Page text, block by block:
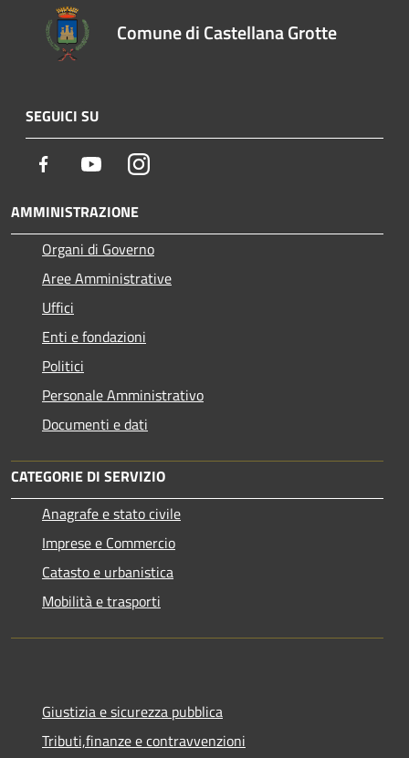
Comune di Castellana Grotte
SEGUICI SU
Facebook YoutubeInstagram
AMMINISTRAZIONE
Organi di Governo
Aree Amministrative
Uffici
Enti e fondazioni
Politici
Personale Amministrativo
Documenti e dati
CATEGORIE DI SERVIZIO
Anagrafe e stato civile
Imprese e Commercio
Catasto e urbanistica
Mobilità e trasporti
Giustizia e sicurezza pubblica
Tributi,finanze e contravvenzioni